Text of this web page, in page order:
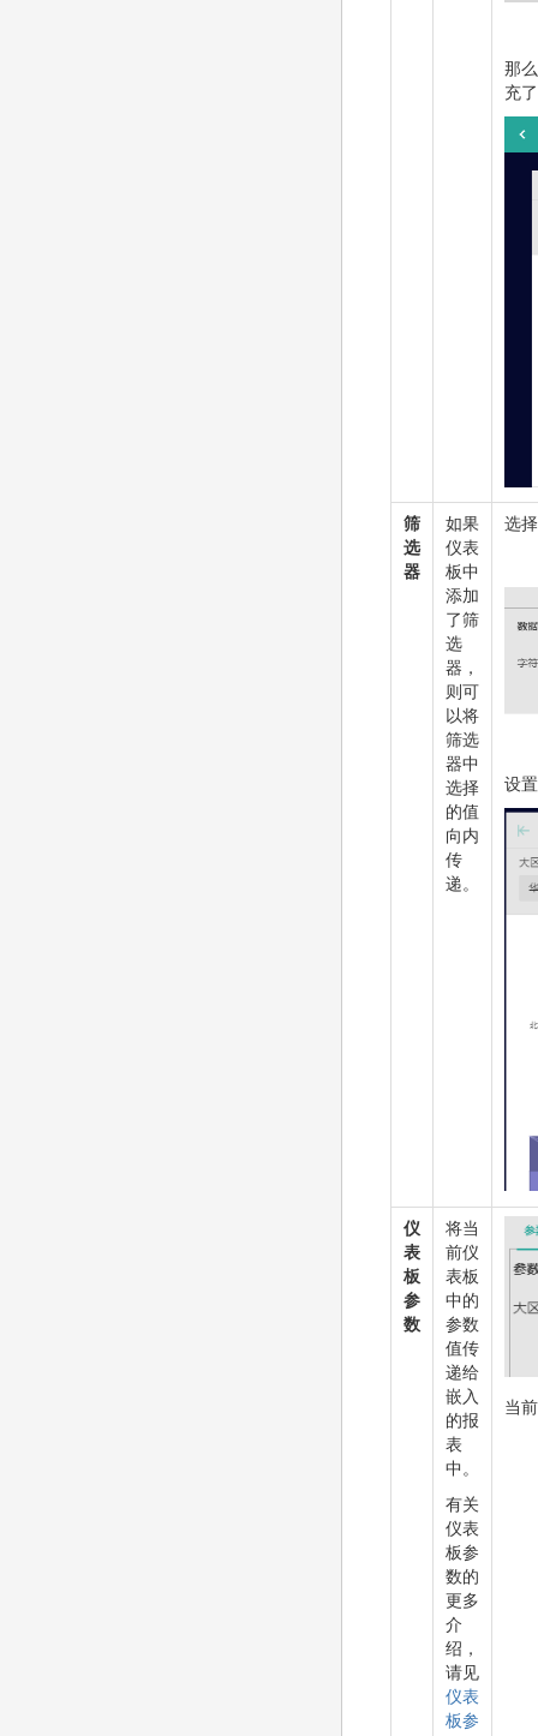
那
充
筛
选
器
如果
仪表
板中
添加
了筛
选
器，
则可
以将
筛选
器中
选择
的值
向内
传
递。
选
设
仪
表
板
参
数
将当
前仪
表板
中的
参数
值传
递给
嵌入
的报
表
中。
有关
仪表
板参
数的
更多
介
绍，
请见
仪表
板参
当